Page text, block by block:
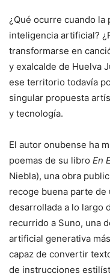
¿Qué ocurre cuando la
inteligencia artificial?
transformarse en
y exalcalde de Huelva
ese territorio todavía
singular propuesta
y tecnología.
El autor onubense ha
poemas de su libro En
Niebla), una obra
recoge buena parte
desarrollada a lo largo
recurrido a Suno, una
artificial generativa
capaz de convertir
de instrucciones